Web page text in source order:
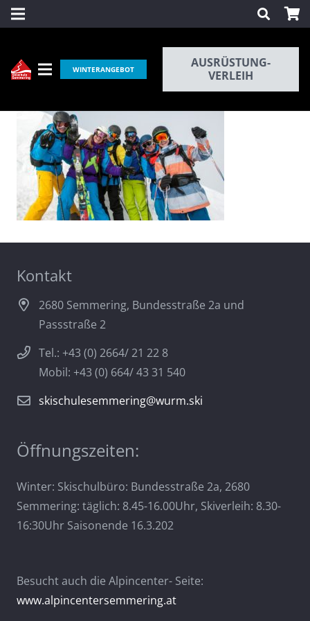
WINTERANGEBOT
AUSRÜSTUNG-
VERLEIH
Kontakt
2680 Semmering, Bundesstraße 2a und
Passstraße 2
Tel.: +43 (0) 2664/ 21 22 8
Mobil: +43 (0) 664/ 43 31 540
skischulesemmering@wurm.ski
Öffnungszeiten:
Winter: Skischulbüro: Bundesstraße 2a, 2680
Semmering: täglich: 8.45-16.00Uhr, Skiverleih: 8.30-
16:30Uhr Saisonende 16.3.202
Besucht auch die Alpincenter- Seite:
www.alpincentersemmering.at